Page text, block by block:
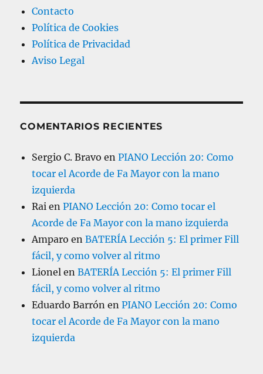
Contacto
Política de Cookies
Política de Privacidad
Aviso Legal
COMENTARIOS RECIENTES
Sergio C. Bravo enPIANO Lección 20: Como
tocar el Acorde de Fa Mayor con la mano
izquierda
Rai enPIANO Lección 20: Como tocar el
Acorde de Fa Mayor con la mano izquierda
Amparo enBATERÍA Lección 5: El primer Fill
fácil, y como volver al ritmo
Lionel enBATERÍA Lección 5: El primer Fill
fácil, y como volver al ritmo
Eduardo Barrón enPIANO Lección 20: Como
tocar el Acorde de Fa Mayor con la mano
izquierda